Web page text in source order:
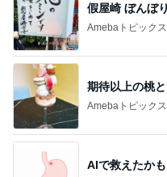
假屋崎 ぼんぼ
Amebaトピックス
期待以上の桃
Amebaトピックス
AIで救えたか